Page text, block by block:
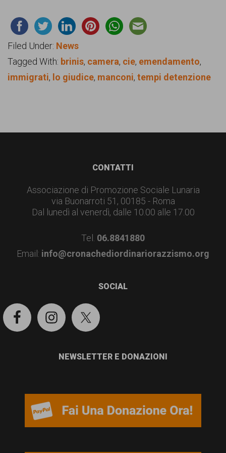
Filed Under: News
Tagged With: brinis, camera, cie, emendamento,
immigrati, lo giudice, manconi, tempi detenzione
CONTATTI
Associazione di Promozione Sociale Lunaria
via Buonarroti 51, 00185 - Roma
Dal lunedì al venerdì, dalle 10.00 alle 17.00
Tel. 06.8841880
Email: info@cronachediordinariorazzismo.org
SOCIAL
NEWSLETTER E DONAZIONI